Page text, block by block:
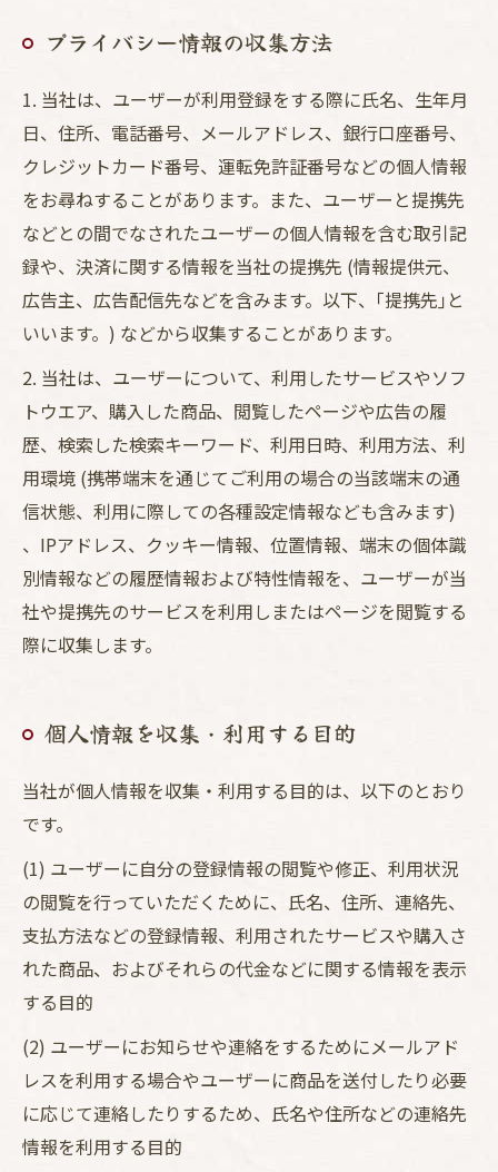
プライバシー情報の収集方法
1. 当社は、ユーザーが利用登録をする際に氏名、生年月
日、住所、電話番号、メールアドレス、銀行口座番号、
クレジットカード番号、運転免許証番号などの個人情報
をお尋ねすることがあります。また、ユーザーと提携先
などとの間でなされたユーザーの個人情報を含む取引記
録や、決済に関する情報を当社の提携先 (情報提供元、
広告主、広告配信先などを含みます。以下、｢提携先｣と
いいます。) などから収集することがあります。
2. 当社は、ユーザーについて、利用したサービスやソフ
トウエア、購入した商品、閲覧したページや広告の履
歴、検索した検索キーワード、利用日時、利用方法、利
用環境 (携帯端末を通じてご利用の場合の当該端末の通
信状態、利用に際しての各種設定情報なども含みます)
、IPアドレス、クッキー情報、位置情報、端末の個体識
別情報などの履歴情報および特性情報を、ユーザーが当
社や提携先のサービスを利用しまたはページを閲覧する
際に収集します。
個人情報を収集・利用する目的
当社が個人情報を収集・利用する目的は、以下のとおり
です。
(1) ユーザーに自分の登録情報の閲覧や修正、利用状況
の閲覧を行っていただくために、氏名、住所、連絡先、
支払方法などの登録情報、利用されたサービスや購入さ
れた商品、およびそれらの代金などに関する情報を表示
する目的
(2) ユーザーにお知らせや連絡をするためにメールアド
レスを利用する場合やユーザーに商品を送付したり必要
に応じて連絡したりするため、氏名や住所などの連絡先
情報を利用する目的